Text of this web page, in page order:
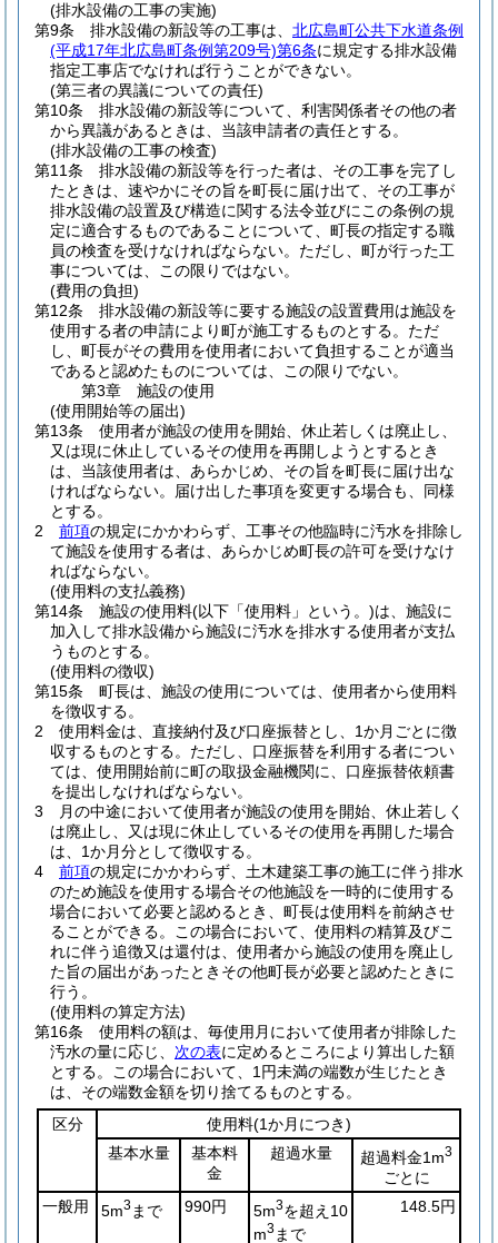
(排水設備の工事の実施)
第9条
排水設備の新設等の工事は、 北広島町公共下水道条例
(平成17年北広島町条例第209号)第6条に規定する排水設備
指定工事店でなければ行うことができない。
(第三者の異議についての責任)
第10条
排水設備の新設等について、利害関係者その他の者
から異議があるときは、当該申請者の責任とする。
(排水設備の工事の検査)
第11条
排水設備の新設等を行った者は、その工事を完了し
たときは、速やかにその旨を町長に届け出て、その工事が
排水設備の設置及び構造に関する法令並びにこの条例の規
定に適合するものであることについて、町長の指定する職
員の検査を受けなければならない。 ただし、町が行った工
事については、この限りではない。
(費用の負担)
第12条
排水設備の新設等に要する施設の設置費用は施設を
使用する者の申請により町が施工するものとする。 ただ
し、町長がその費用を使用者において負担することが適当
であると認めたものについては、この限りでない。
第3章
施設の使用
(使用開始等の届出)
第13条
使用者が施設の使用を開始、休止若しくは廃止し、
又は現に休止しているその使用を再開しようとするとき
は、当該使用者は、あらかじめ、その旨を町長に届け出な
ければならない。
届け出した事項を変更する場合も、同様
とする。
2
前項の規定にかかわらず、工事その他臨時に汚水を排除し
て施設を使用する者は、あらかじめ町長の許可を受けなけ
ればならない。
(使用料の支払義務)
第14条
施設の使用料(以下「使用料」という。)は、施設に
加入して排水設備から施設に汚水を排水する使用者が支払
うものとする。
(使用料の徴収)
第15条
町長は、施設の使用については、使用者から使用料
を徴収する。
2
使用料金は、直接納付及び口座振替とし、1か月ごとに徴
収するものとする。 ただし、口座振替を利用する者につい
ては、使用開始前に町の取扱金融機関に、口座振替依頼書
を提出しなければならない。
3
月の中途において使用者が施設の使用を開始、休止若しく
は廃止し、又は現に休止しているその使用を再開した場合
は、1か月分として徴収する。
4
前項の規定にかかわらず、土木建築工事の施工に伴う排水
のため施設を使用する場合その他施設を一時的に使用する
場合において必要と認めるとき、町長は使用料を前納させ
ることができる。
この場合において、使用料の精算及びこ
れに伴う追徴又は還付は、使用者から施設の使用を廃止し
た旨の届出があったときその他町長が必要と認めたときに
行う。
(使用料の算定方法)
第16条
使用料の額は、毎使用月において使用者が排除した
汚水の量に応じ、 次の表に定めるところにより算出した額
とする。
この場合において、1円未満の端数が生じたとき
は、その端数金額を切り捨てるものとする。
区分
使用料(1か月につき)
基本水量
基本料
金
超過水量 超過料金1m3
ごとに
一般用
5m3 まで 990円 5m3を超え10
m3まで
148.5円